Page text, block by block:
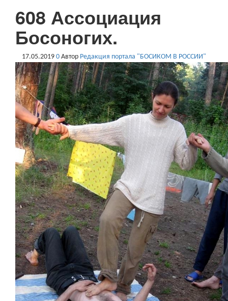
608 Ассоциация
Босоногих.
17.05.2019 0 Автор Редакция портала "БОСИКОМ В РОССИИ"